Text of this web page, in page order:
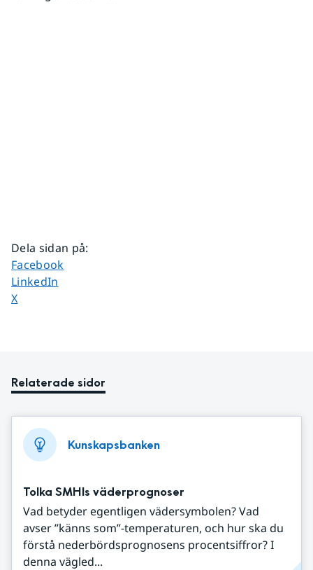
Dela sidan på:
Dela sidan på
Facebook
Dela sidan på
LinkedIn
Dela sidan på
X
Relaterade sidor
Kunskapsbanken
Tolka SMHIs väderprognoser
Vad betyder egentligen vädersymbolen? Vad
avser ”känns som”-temperaturen, och hur ska du
förstå nederbördsprognosens procentsiffror? I
denna vägled...